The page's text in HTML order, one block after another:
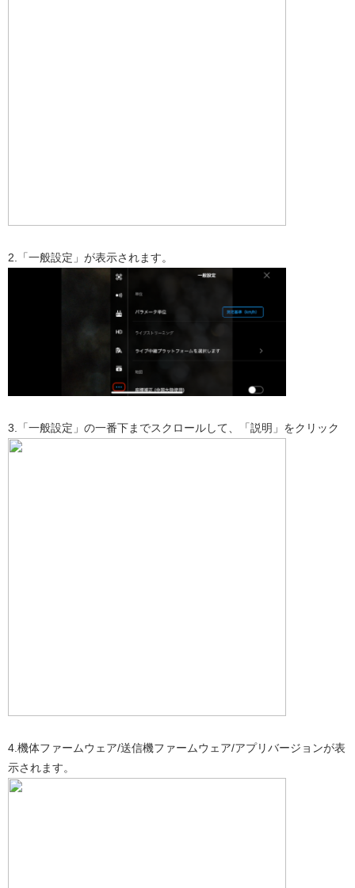
2.「一般設定」が表示されます。
3.「一般設定」の一番下までスクロールして、「説明」をクリック
4.機体ファームウェア/送信機ファームウェア/アプリバージョンが表
示されます。